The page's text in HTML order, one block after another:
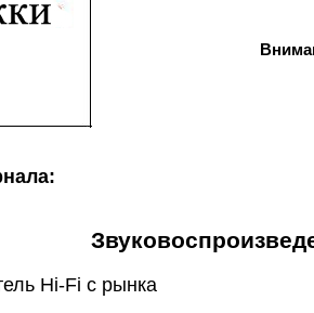
Hi-Fi с рынка